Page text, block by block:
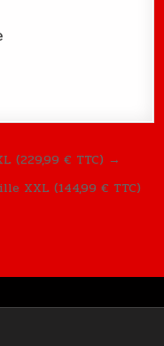
(229,99 € TTC) →
XXL (144,99 € TTC)